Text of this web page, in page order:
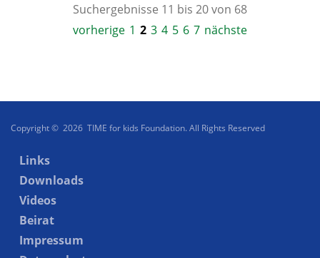
Suchergebnisse 11 bis 20 von 68
vorherige 1 2 3 4 5 6 7 nächste
Copyright © 2026 TIME for kids Foundation. All Rights Reserved
Links
Downloads
Videos
Beirat
Impressum